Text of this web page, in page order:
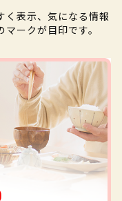
く表示、気になる情報
ークが目印です。